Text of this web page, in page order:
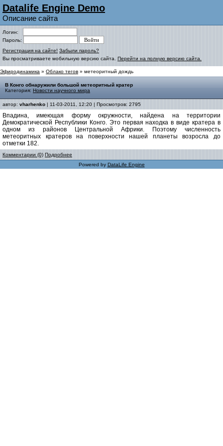
Datalife Engine Demo
Описание сайта
Логин:
Пароль:
Регистрация на сайте! Забыли пароль?
Вы просматриваете мобильную версию сайта. Перейти на полную версию сайта.
Эфиродинамика » Облако тегов » метеоритный дождь
В Конго обнаружили большой метеоритный кратер
Категория: Новости научного мира
автор: vharhenko | 11-03-2011, 12:20 | Просмотров: 2795
Впадина, имеющая форму окружности, найдена на территории
Демократической Республики Конго. Это первая находка в виде кратера в
одном из районов Центральной Африки. Поэтому численность
метеоритных кратеров на поверхности нашей планеты возросла до
отметки 182.
Комментарии (0) Подробнее
Powered by DataLife Engine